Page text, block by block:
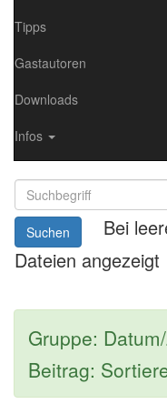
Tipps
Gastautoren
Downloads
Infos
Suchen
Bei
Dateien angezeigt
Gruppe:
Beitrag: